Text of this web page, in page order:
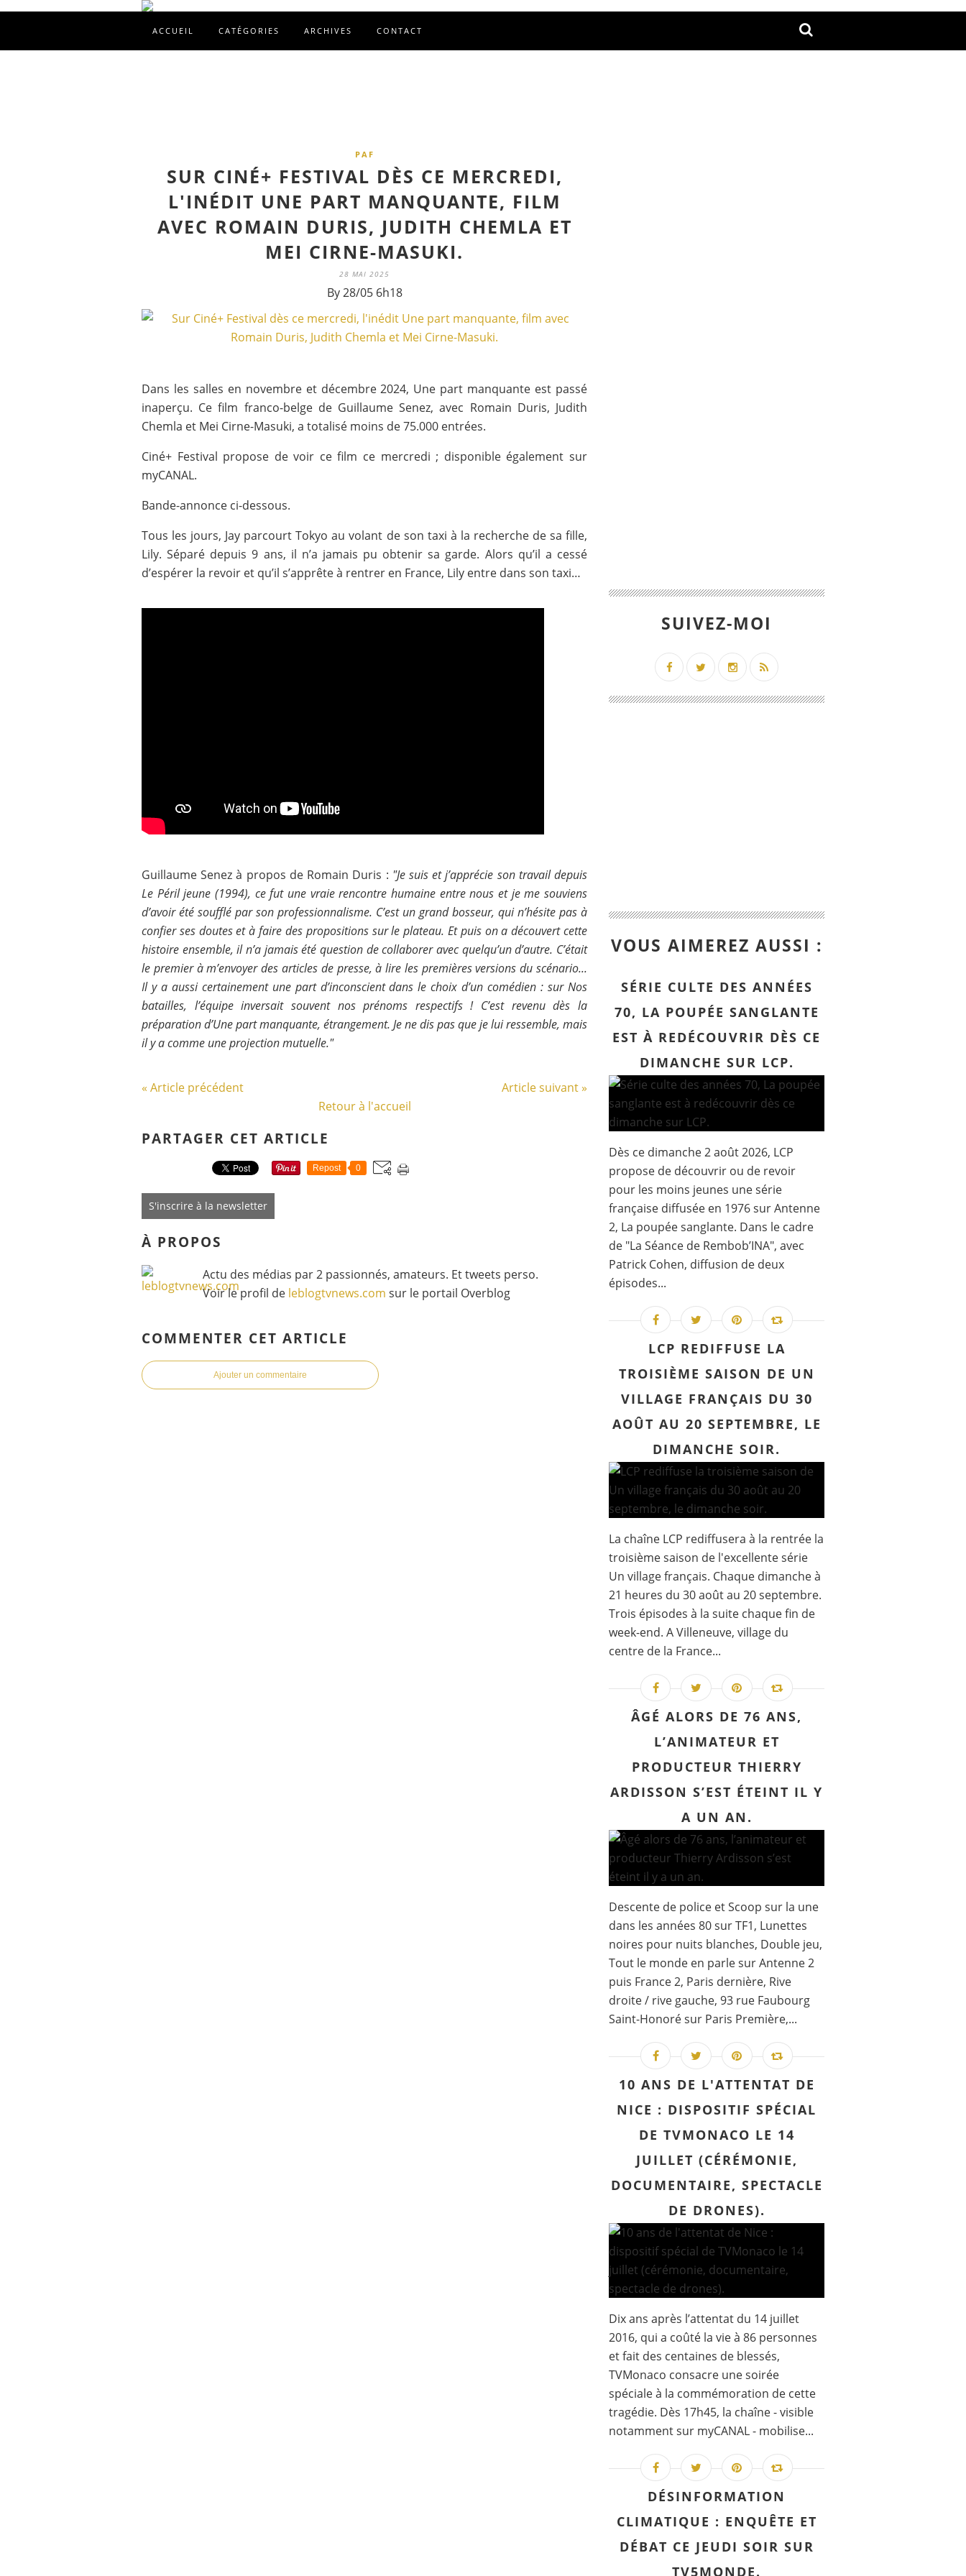
ACCUEIL CATÉGORIES ARCHIVES CONTACT
PAF
SUR CINÉ+ FESTIVAL DÈS CE MERCREDI,
L'INÉDIT UNE PART MANQUANTE, FILM
AVEC ROMAIN DURIS, JUDITH CHEMLA ET
MEI CIRNE-MASUKI.
28 MAI 2025
By 28/05 6h18
Dans les salles en novembre et décembre 2024, Une part manquante est passé
inaperçu. Ce film franco-belge de Guillaume Senez, avec Romain Duris, Judith
Chemla et Mei Cirne-Masuki, a totalisé moins de 75.000 entrées.
Ciné+ Festival propose de voir ce film ce mercredi ; disponible également sur
myCANAL.
Bande-annonce ci-dessous.
Tous les jours, Jay parcourt Tokyo au volant de son taxi à la recherche de sa fille,
Lily. Séparé depuis 9 ans, il n’a jamais pu obtenir sa garde. Alors qu’il a cessé
d’espérer la revoir et qu’il s’apprête à rentrer en France, Lily entre dans son taxi…
Guillaume Senez à propos de Romain Duris : "Je suis et j’apprécie son travail depuis
Le Péril jeune (1994), ce fut une vraie rencontre humaine entre nous et je me souviens
d’avoir été soufflé par son professionnalisme. C’est un grand bosseur, qui n’hésite pas à
confier ses doutes et à faire des propositions sur le plateau. Et puis on a découvert cette
histoire ensemble, il n’a jamais été question de collaborer avec quelqu’un d’autre. C’était
le premier à m’envoyer des articles de presse, à lire les premières versions du scénario...
Il y a aussi certainement une part d’inconscient dans le choix d’un comédien : sur Nos
batailles, l’équipe inversait souvent nos prénoms respectifs ! C’est revenu dès la
préparation d’Une part manquante, étrangement. Je ne dis pas que je lui ressemble, mais
il y a comme une projection mutuelle."
« Article précédent
Article suivant »
Retour à l'accueil
PARTAGER CET ARTICLE
Repost 0
S'inscrire à la newsletter
À PROPOS
Actu des médias par 2 passionnés, amateurs. Et tweets perso.
Voir le profil de leblogtvnews.com sur le portail Overblog
COMMENTER CET ARTICLE
Ajouter un commentaire
SUIVEZ-MOI
VOUS AIMEREZ AUSSI :
SÉRIE CULTE DES ANNÉES
70, LA POUPÉE SANGLANTE
EST À REDÉCOUVRIR DÈS CE
DIMANCHE SUR LCP.
Dès ce dimanche 2 août 2026, LCP
propose de découvrir ou de revoir
pour les moins jeunes une série
française diffusée en 1976 sur Antenne
2, La poupée sanglante. Dans le cadre
de "La Séance de Rembob’INA", avec
Patrick Cohen, diffusion de deux
épisodes...
LCP REDIFFUSE LA
TROISIÈME SAISON DE UN
VILLAGE FRANÇAIS DU 30
AOÛT AU 20 SEPTEMBRE, LE
DIMANCHE SOIR.
La chaîne LCP rediffusera à la rentrée la
troisième saison de l'excellente série
Un village français. Chaque dimanche à
21 heures du 30 août au 20 septembre.
Trois épisodes à la suite chaque fin de
week-end. A Villeneuve, village du
centre de la France...
ÂGÉ ALORS DE 76 ANS,
L’ANIMATEUR ET
PRODUCTEUR THIERRY
ARDISSON S’EST ÉTEINT IL Y
A UN AN.
Descente de police et Scoop sur la une
dans les années 80 sur TF1, Lunettes
noires pour nuits blanches, Double jeu,
Tout le monde en parle sur Antenne 2
puis France 2, Paris dernière, Rive
droite / rive gauche, 93 rue Faubourg
Saint-Honoré sur Paris Première,...
10 ANS DE L'ATTENTAT DE
NICE : DISPOSITIF SPÉCIAL
DE TVMONACO LE 14
JUILLET (CÉRÉMONIE,
DOCUMENTAIRE, SPECTACLE
DE DRONES).
Dix ans après l’attentat du 14 juillet
2016, qui a coûté la vie à 86 personnes
et fait des centaines de blessés,
TVMonaco consacre une soirée
spéciale à la commémoration de cette
tragédie. Dès 17h45, la chaîne - visible
notamment sur myCANAL - mobilise...
DÉSINFORMATION
CLIMATIQUE : ENQUÊTE ET
DÉBAT CE JEUDI SOIR SUR
TV5MONDE.